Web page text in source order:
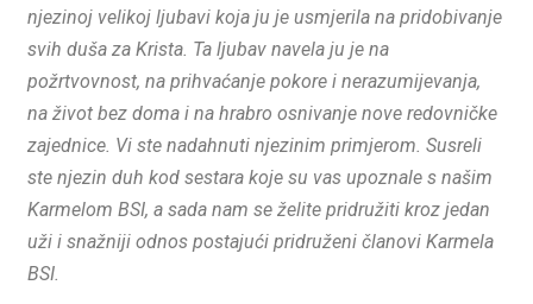
njezinoj velikoj ljubavi koja ju je usmjerila na pridobivanje
svih duša za Krista. Ta ljubav navela ju je na
požrtvovnost, na prihvaćanje pokore i nerazumijevanja,
na život bez doma i na hrabro osnivanje nove redovničke
zajednice. Vi ste nadahnuti njezinim primjerom. Susreli
ste njezin duh kod sestara koje su vas upoznale s našim
Karmelom BSI, a sada nam se želite pridružiti kroz jedan
uži i snažniji odnos postajući pridruženi članovi Karmela
BSI.